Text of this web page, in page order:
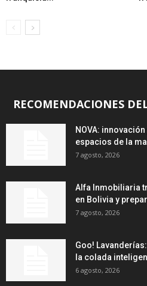
RECOMENDACIONES
NOVA:
espacios de la
7 agosto, 2026
Alfa Inmobiliaria
en Bolivia y
7 agosto, 2026
Goo!
la colada
6 agosto, 2026